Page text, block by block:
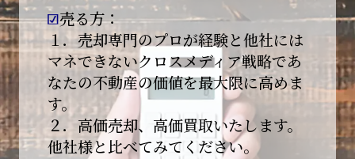
感謝申し上げます。
本年も地域に根ざし、誠実な仕事を積み重ねて
参ります。
引き続きどうぞよろしくお願いいたします。
2025-12-20
【年末年始休業のお知らせ】
売る方：
１．売却専門のプロが経験と他社には
マネできないクロスメディア戦略であ
なたの不動産の価値を最大限に高めま
す。
２．高価売却、高価買取いたします。
他社様と比べてみてください。